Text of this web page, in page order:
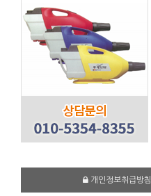
개인정보취급방침